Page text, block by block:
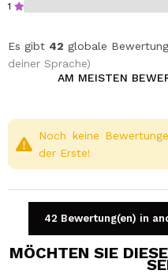
1
Es gibt 42 globale
deiner Sprache)
AM MEISTEN
Noch keine
der Erste!
42 Bewertung(en) in
MÖCHTEN SIE